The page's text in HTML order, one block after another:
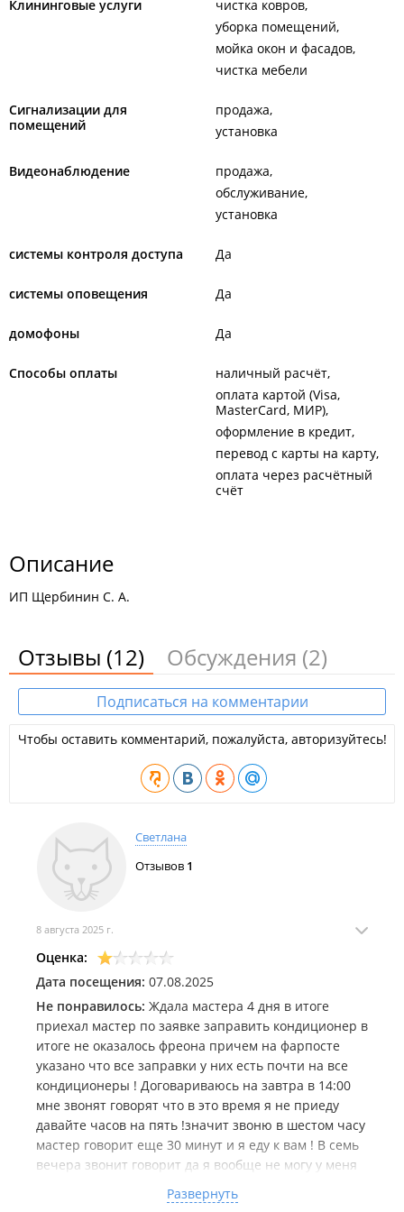
Клининговые услуги
чистка ковров
уборка помещений
мойка окон и фасадов
чистка мебели
Сигнализации для
помещений
продажа
установка
Видеонаблюдение
продажа
обслуживание
установка
системы контроля доступа Да
системы оповещения Да
домофоны Да
Способы оплаты
наличный расчёт
оплата картой (Visa,
MasterCard, МИР)
оформление в кредит
перевод с карты на карту
оплата через расчётный
счёт
Описание
ИП Щербинин С. А.
Отзывы (12) Обсуждения (2)
Подписаться на комментарии
Чтобы оставить комментарий, пожалуйста, авторизуйтесь!
Светлана
Отзывов 1
8 августа 2025 г.
Оценка:
Дата посещения: 07.08.2025
Не понравилось: Ждала мастера 4 дня в итоге
приехал мастер по заявке заправить кондиционер в
итоге не оказалось фреона причем на фарпосте
указано что все заправки у них есть почти на все
кондиционеры ! Договариваюсь на завтра в 14:00
мне звонят говорят что в это время я не приеду
давайте часов на пять !значит звоню в шестом часу
мастер говорит еще 30 минут и я еду к вам ! В семь
вечера звонит говорит да я вообще не могу у меня
Сейчас он говорит что после десяти вечера !
Развернуть